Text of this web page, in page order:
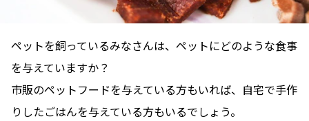
ペットを飼っているみなさんは、ペットにどのような食事
を与えていますか？
市販のペットフードを与えている方もいれば、自宅で手作
りしたごはんを与えている方もいるでしょう。